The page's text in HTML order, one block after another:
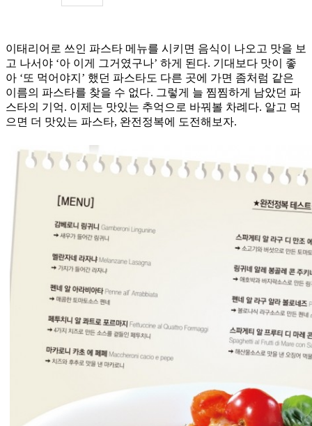
이태리어로 쓰인 파스타 메뉴를 시키면 음식이 나오고 맛을 보
고 나서야 ‘아 이게 그거였구나’ 하게 된다. 기대보다 맛이 좋
아 ‘또 먹어야지’ 했던 파스타도 다른 곳에 가면 좀처럼 같은
이름의 파스타를 찾을 수 없다. 그렇게 늘 찜찜하게 남았던 파
스타의 기억. 이제는 맛있는 추억으로 바꿔볼 차례다. 알고 먹
으면 더 맛있는 파스타, 완전정복에 도전해보자.